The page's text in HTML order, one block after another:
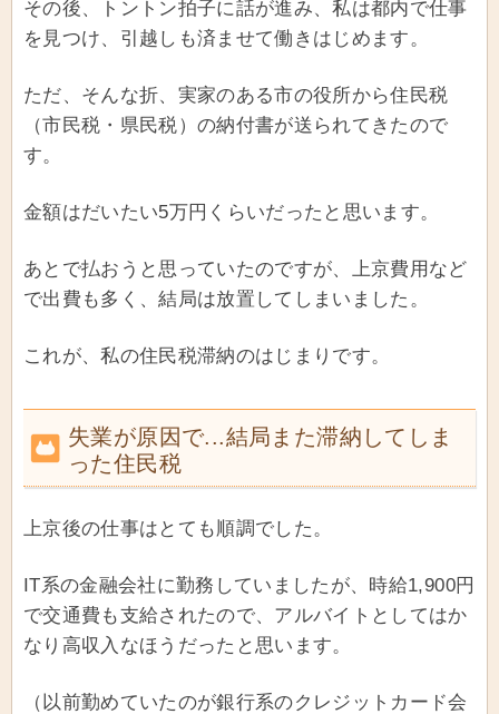
その後、トントン拍子に話が進み、私は都内で仕事
を見つけ、引越しも済ませて働きはじめます。
ただ、そんな折、実家のある市の役所から住民税
（市民税・県民税）の納付書が送られてきたので
す。
金額はだいたい5万円くらいだったと思います。
あとで払おうと思っていたのですが、上京費用など
で出費も多く、結局は放置してしまいました。
これが、私の住民税滞納のはじまりです。
失業が原因で...結局また滞納してしま
った住民税
上京後の仕事はとても順調でした。
IT系の金融会社に勤務していましたが、時給1,900円
で交通費も支給されたので、アルバイトとしてはか
なり高収入なほうだったと思います。
（以前勤めていたのが銀行系のクレジットカード会